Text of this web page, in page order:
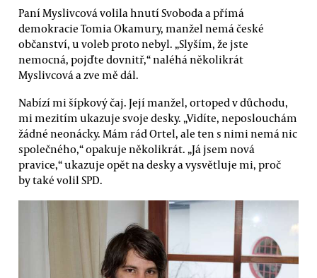
Paní Myslivcová volila hnutí Svoboda a přímá
demokracie Tomia Okamury, manžel nemá české
občanství, u voleb proto nebyl. „Slyším, že jste
nemocná, pojďte dovnitř,“ naléhá několikrát
Myslivcová a zve mě dál.
Nabízí mi šípkový čaj. Její manžel, ortoped v důchodu,
mi mezitím ukazuje svoje desky. „Vidíte, neposlouchám
žádné neonácky. Mám rád Ortel, ale ten s nimi nemá nic
společného,“ opakuje několikrát. „Já jsem nová
pravice,“ ukazuje opět na desky a vysvětluje mi, proč
by také volil SPD.